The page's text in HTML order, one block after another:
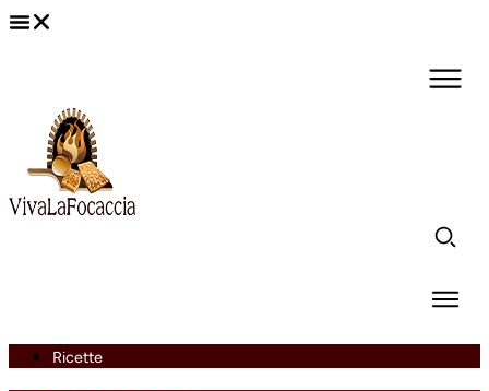
Ricette